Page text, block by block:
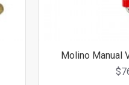
Molino Manual